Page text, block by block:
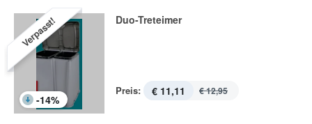
Verpasst!
-14%
Duo-Treteimer
Preis: € 11,11 € 12,95